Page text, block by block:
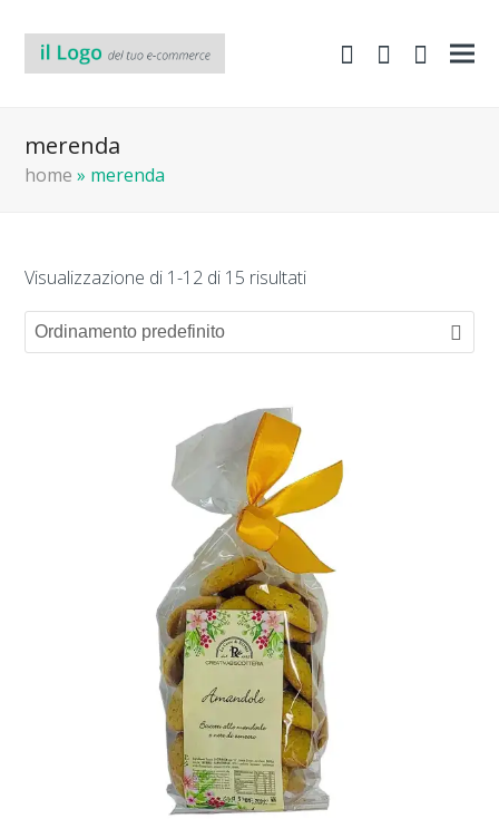
shopping-
Areasearch
merenda
home » merenda
Visualizzazione di 1-12 di 15 risultati